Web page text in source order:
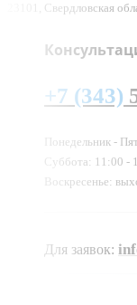
23101, Свердловская
+7 (343)
Понедельник -
Суббота: 11:00 -
Воскресенье:
Для заявок: